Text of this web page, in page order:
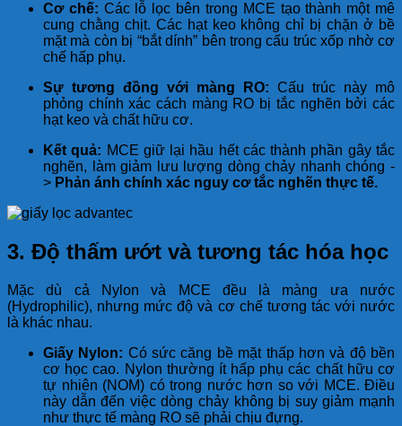
Cơ chế: Các lỗ lọc bên trong MCE tạo thành một mê
cung chằng chịt. Các hạt keo không chỉ bị chặn ở bề
mặt mà còn bị “bắt dính” bên trong cấu trúc xốp nhờ cơ
chế hấp phụ.
Sự tương đồng với màng RO: Cấu trúc này mô
phỏng chính xác cách màng RO bị tắc nghẽn bởi các
hạt keo và chất hữu cơ.
Kết quả: MCE giữ lại hầu hết các thành phần gây tắc
nghẽn, làm giảm lưu lượng dòng chảy nhanh chóng -
> Phản ánh chính xác nguy cơ tắc nghẽn thực tế.
3. Độ thấm ướt và tương tác hóa học
Mặc dù cả Nylon và MCE đều là màng ưa nước
(Hydrophilic), nhưng mức độ và cơ chế tương tác với nước
là khác nhau.
Giấy Nylon: Có sức căng bề mặt thấp hơn và độ bền
cơ học cao. Nylon thường ít hấp phụ các chất hữu cơ
tự nhiên (NOM) có trong nước hơn so với MCE. Điều
này dẫn đến việc dòng chảy không bị suy giảm mạnh
như thực tế màng RO sẽ phải chịu đựng.